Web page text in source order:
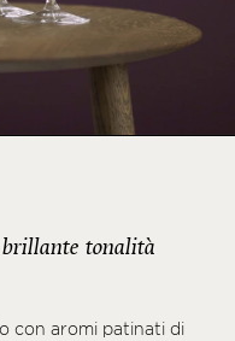
brillante tonalità
con aromi patinati di